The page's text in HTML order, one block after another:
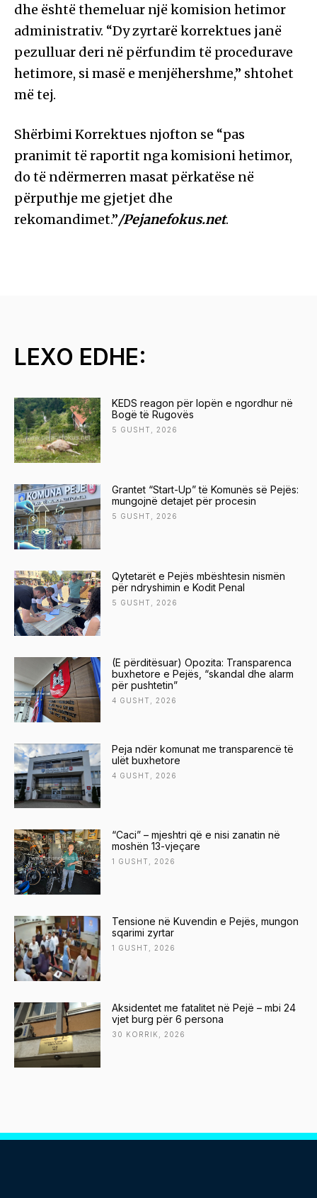
dhe është themeluar një komision hetimor
administrativ. “Dy zyrtarë korrektues janë
pezulluar deri në përfundim të procedurave
hetimore, si masë e menjëhershme,” shtohet
më tej.
Shërbimi Korrektues njofton se “pas
pranimit të raportit nga komisioni hetimor,
do të ndërmerren masat përkatëse në
përputhje me gjetjet dhe
rekomandimet.”/Pejanefokus.net.
LEXO EDHE:
KEDS reagon për lopën e ngordhur në
Bogë të Rugovës
5 GUSHT, 2026
Grantet “Start-Up” të Komunës së Pejës:
mungojnë detajet për procesin
5 GUSHT, 2026
Qytetarët e Pejës mbështesin nismën
për ndryshimin e Kodit Penal
5 GUSHT, 2026
(E përditësuar) Opozita: Transparenca
buxhetore e Pejës, “skandal dhe alarm
për pushtetin”
4 GUSHT, 2026
Peja ndër komunat me transparencë të
ulët buxhetore
4 GUSHT, 2026
“Caci” – mjeshtri që e nisi zanatin në
moshën 13-vjeçare
1 GUSHT, 2026
Tensione në Kuvendin e Pejës, mungon
sqarimi zyrtar
1 GUSHT, 2026
Aksidentet me fatalitet në Pejë – mbi 24
vjet burg për 6 persona
30 KORRIK, 2026